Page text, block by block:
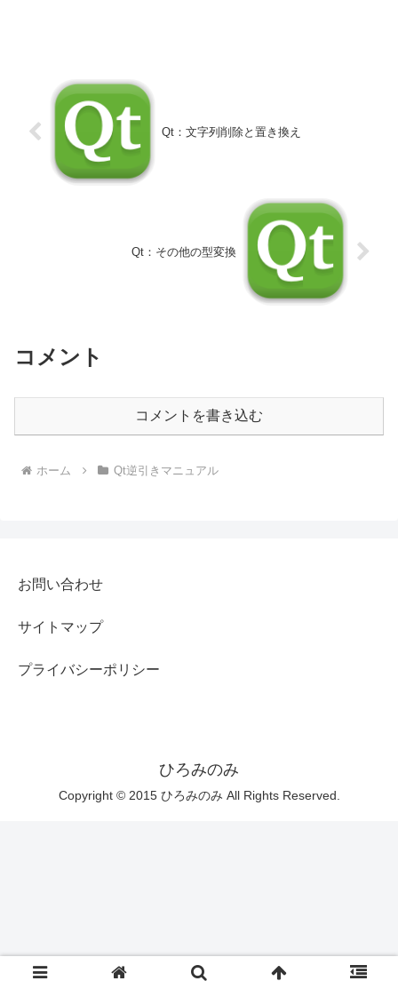
Qt：文字列削除と置き換え
Qt：その他の型変換
コメント
コメントを書き込む
ホーム Qt逆引きマニュアル
お問い合わせ
サイトマップ
プライバシーポリシー
ひろみのみ
Copyright © 2015 ひろみのみ All Rights Reserved.